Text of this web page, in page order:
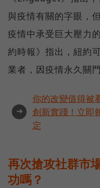
與疫情有關的字眼，
疫情中承受巨大壓力
約時報》指出，紐約
業者，因疫情永久關門
➜
你的改變值得被
創新實踐！立即
定
再次搶攻社群市
功嗎？